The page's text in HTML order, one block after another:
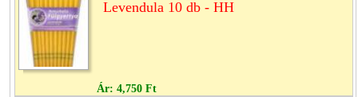
Levendula 10 db - HH
Ár: 4,750 Ft